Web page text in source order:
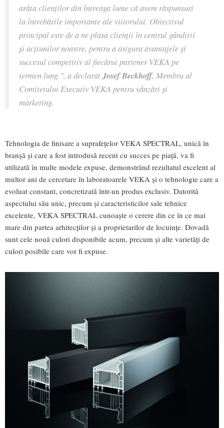
arăta clienților din întreaga lume că avem răspunsuri
la întrebările importante ale viitorului. Obiectivul
principal este de a ne plasa clienții în centrul gândirii
și acțiunilor noastre, pentru a asigura avantajele și
succesul competitiv al fiecărui partener VEKA pe
termen lung.", a declaratJosef Beckhoff, Membru al
Comitetului Executiv VEKA pentru vânzări și
marketing.
Tehnologia de finisare a suprafețelor VEKA SPECTRAL, unică în
branșă și care a fost introdusă recent cu succes pe piață, va fi
utilizată în multe modele expuse, demonstrând rezultatul excelent al
multor ani de cercetare în laboratoarele VEKA și o tehnologie care a
evoluat constant, concretizată într-un produs exclusiv. Datorită
aspectului său unic, precum și caracteristicilor sale tehnice
excelente, VEKA SPECTRAL cunoaște o cerere din ce în ce mai
mare din partea arhitecților și a proprietarilor de locuințe. Dovadă
sunt cele nouă culori disponibile acum, precum și alte varietăți de
culori posibile care vor fi expuse.